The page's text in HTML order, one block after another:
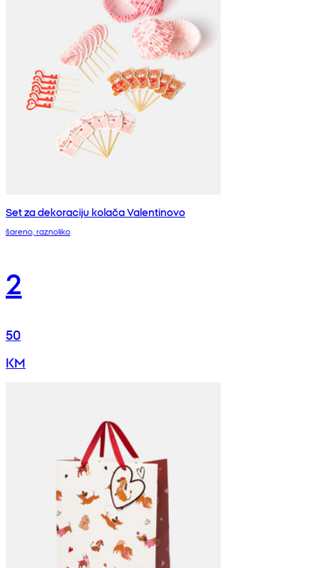
Set za dekoraciju kolača Valentinovo
šareno, raznoliko
2
50
KM